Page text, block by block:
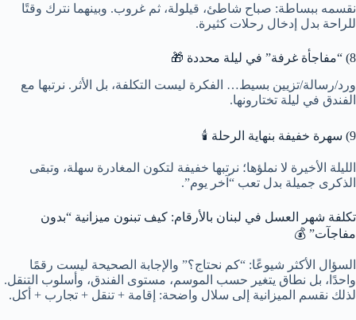
نقسمه ببساطة: صباح شاطئ، قيلولة، ثم غروب. وبينهما نترك وقتًا
للراحة بدل إدخال رحلات كثيرة.
8) “مفاجأة غرفة” في ليلة محددة 🎁
ورد/رسالة/تزيين بسيط… الفكرة ليست التكلفة، بل الأثر. نرتبها مع
الفندق في ليلة تختارونها.
9) سهرة خفيفة بنهاية الرحلة 🕯️
الليلة الأخيرة لا نملؤها؛ نرتبها خفيفة لتكون المغادرة سهلة، وتبقى
الذكرى جميلة بدل تعب “آخر يوم”.
تكلفة شهر العسل في لبنان بالأرقام: كيف تبنون ميزانية “بدون
مفاجآت” 💰
السؤال الأكثر شيوعًا: “كم نحتاج؟” والإجابة الصحيحة ليست رقمًا
واحدًا، بل نطاق يتغير حسب الموسم، مستوى الفندق، وأسلوب التنقل.
لذلك نقسم الميزانية إلى سلال واضحة: إقامة + تنقل + تجارب + أكل.